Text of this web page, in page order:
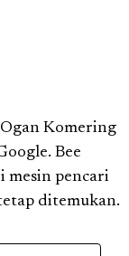
Komering
Bee
mesin pencari
ditemukan.